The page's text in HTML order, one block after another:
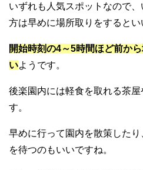
いずれも人気スポットなので
方は早めに場所取りをするとい
開始時刻の4～5時間ほど前か
いようです。
後楽園内には軽食を取れる茶
す。
早めに行って園内を散策した
を待つのもいいですね。